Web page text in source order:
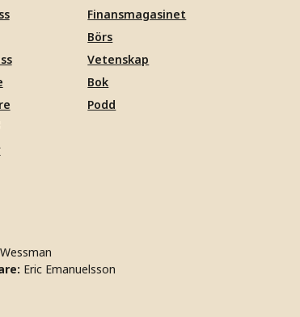
Finansmagasinet
Börs
Vetenskap
Bok
Podd
Eric Emanuelsson